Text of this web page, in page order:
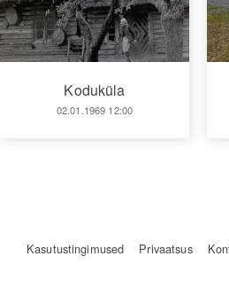
Koduküla
02.01.1969 12:00
Kasutustingimused Privaatsus